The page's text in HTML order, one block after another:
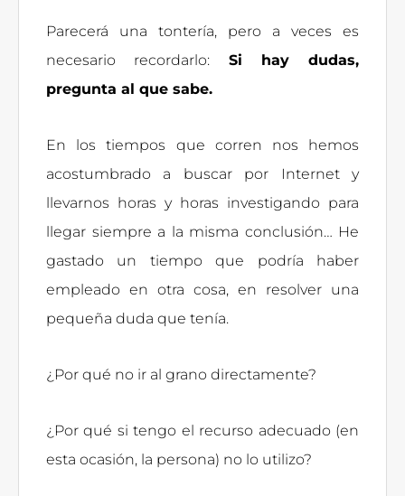
Parecerá una tontería, pero a veces es
necesario recordarlo: Si hay dudas,
pregunta al que sabe.
En los tiempos que corren nos hemos
acostumbrado a buscar por Internet y
llevarnos horas y horas investigando para
llegar siempre a la misma conclusión… He
gastado un tiempo que podría haber
empleado en otra cosa, en resolver una
pequeña duda que tenía.
¿Por qué no ir al grano directamente?
¿Por qué si tengo el recurso adecuado (en
esta ocasión, la persona) no lo utilizo?